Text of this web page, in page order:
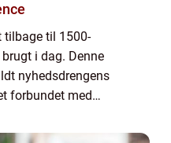
tilbage til 1500-
i dag. Denne
nyhedsdrengens
forbundet med
de store k...